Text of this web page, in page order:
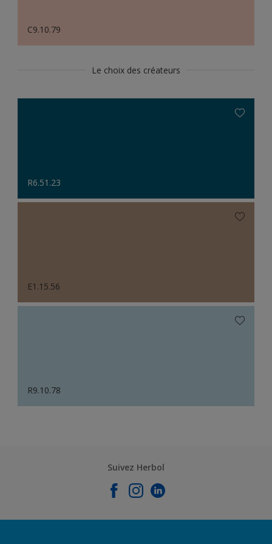
C9.10.79
Le choix des créateurs
R6.51.23
E1.15.56
R9.10.78
Suivez Herbol